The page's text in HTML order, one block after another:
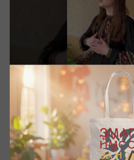
Радецька Лілія Юріївна
05/03/2023 СТУДЕНТИ